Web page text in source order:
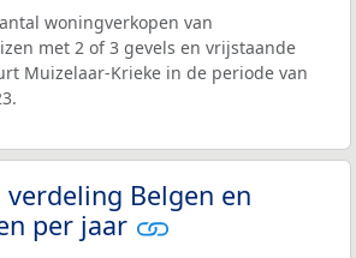
woningverkopen van
met 2 of 3 gevels en vrijstaande
Muizelaar-Krieke in de periode van
Belgen en
per jaar